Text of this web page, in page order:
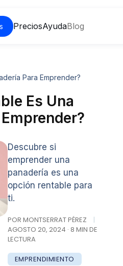
PreciosAyudaBlog
Para Emprender?
Es Una
Descubre si
emprender una
panadería es una
opción rentable para
ti.
POR MONTSERRAT PÉREZ
|
AGOSTO 20, 2024 · 8 MIN DE
LECTURA
EMPRENDIMIENTO